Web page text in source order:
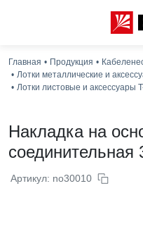
Главная Продукция
Лотки металлические и
Лотки листовые и аксессуары
Накладка на
Артикул: no30010